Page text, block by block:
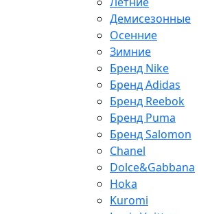
Демисезонные
Осенние
Зимние
Бренд Nike
Бренд Adidas
Бренд Reebok
Бренд Puma
Бренд Salomon
Chanel
Dolce&Gabbana
Hoka
Kuromi